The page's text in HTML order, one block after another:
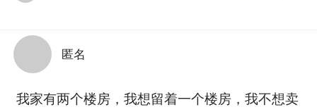
匿名
我家有两个楼房，我想留着一个楼房，我不想卖